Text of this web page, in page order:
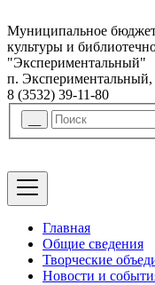
Муниципальное
культуры и
"Экспериментальный"
п. Экспериментальный,
8 (3532) 39-11-80
Главная
Общие сведения
Творческие
Новости и